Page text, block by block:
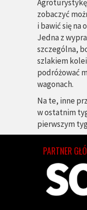
zobaczyć
i bawić się na
Jedna z
szczególna,
szlakiem
podróżować
wagonach.
Na te, inne
w ostatnim
pierwszym
PARTNER